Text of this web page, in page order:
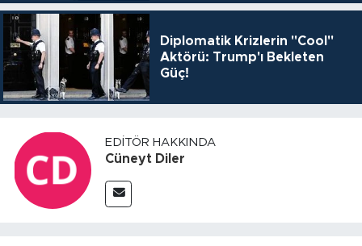
Diplomatik Krizlerin "Cool"
Aktörü: Trump'ı Bekleten
Güç!
EDITÖR HAKKINDA
Cüneyt Diler